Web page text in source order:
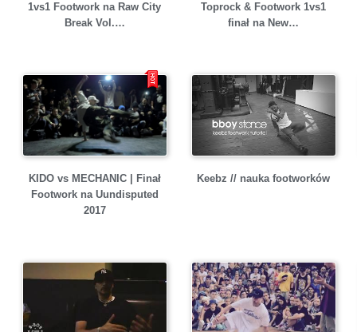
1vs1 Footwork na Raw City
Break Vol.…
Toprock & Footwork 1vs1
finał na New…
KIDO vs MECHANIC | Finał
Footwork na Uundisputed
2017
Keebz // nauka footworków